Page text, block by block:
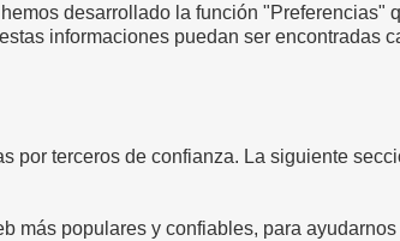
desarrollado la función "Preferencias"
informaciones puedan ser encontradas
terceros de confianza. La siguiente
populares y confiables, para